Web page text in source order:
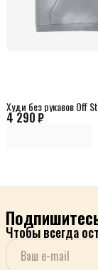
4 290 ₽
Худи без рукавов Off
Чтобы всегда